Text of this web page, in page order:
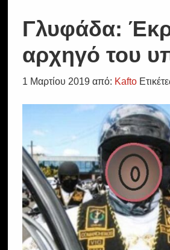
Γλυφάδα:
αρχηγό του
1 Μαρτίου 2019 από: Kafto